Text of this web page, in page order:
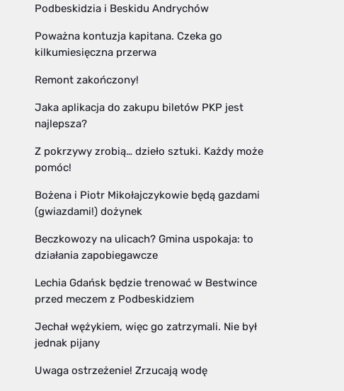
Podbeskidzia i Beskidu Andrychów
Poważna kontuzja kapitana. Czeka go
kilkumiesięczna przerwa
Remont zakończony!
Jaka aplikacja do zakupu biletów PKP jest
najlepsza?
Z pokrzywy zrobią… dzieło sztuki. Każdy może
pomóc!
Bożena i Piotr Mikołajczykowie będą gazdami
(gwiazdami!) dożynek
Beczkowozy na ulicach? Gmina uspokaja: to
działania zapobiegawcze
Lechia Gdańsk będzie trenować w Bestwince
przed meczem z Podbeskidziem
Jechał wężykiem, więc go zatrzymali. Nie był
jednak pijany
Uwaga ostrzeżenie! Zrzucają wodę